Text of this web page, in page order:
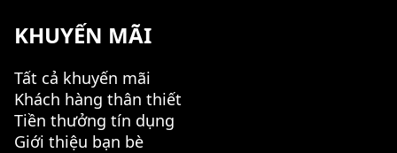
KHUYẾN MÃI
Tất cả khuyến mãi
Khách hàng thân thiết
Tiền thưởng tín dụng
Giới thiệu bạn bè